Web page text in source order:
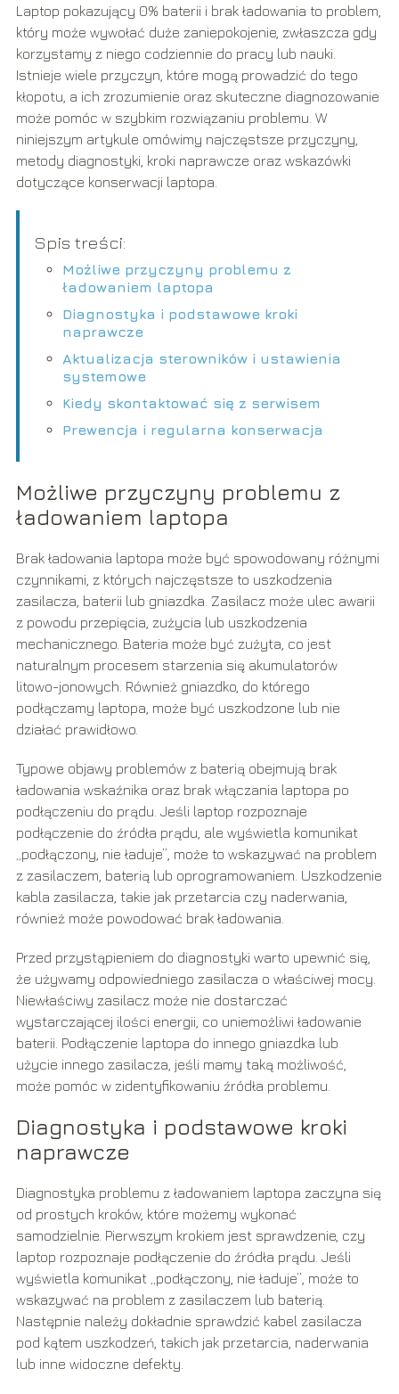
Laptop pokazujący 0% baterii i brak ładowania to problem,
który może wywołać duże zaniepokojenie, zwłaszcza gdy
korzystamy z niego codziennie do pracy lub nauki.
Istnieje wiele przyczyn, które mogą prowadzić do tego
kłopotu, a ich zrozumienie oraz skuteczne diagnozowanie
może pomóc w szybkim rozwiązaniu problemu. W
niniejszym artykule omówimy najczęstsze przyczyny,
metody diagnostyki, kroki naprawcze oraz wskazówki
dotyczące konserwacji laptopa.
Spis treści:
Możliwe przyczyny problemu z
ładowaniem laptopa
Diagnostyka i podstawowe kroki
naprawcze
Aktualizacja sterowników i ustawienia
systemowe
Kiedy skontaktować się z serwisem
Prewencja i regularna konserwacja
Możliwe przyczyny problemu z
ładowaniem laptopa
Brak ładowania laptopa może być spowodowany różnymi
czynnikami, z których najczęstsze to uszkodzenia
zasilacza, baterii lub gniazdka. Zasilacz może ulec awarii
z powodu przepięcia, zużycia lub uszkodzenia
mechanicznego. Bateria może być zużyta, co jest
naturalnym procesem starzenia się akumulatorów
litowo-jonowych. Również gniazdko, do którego
podłączamy laptopa, może być uszkodzone lub nie
działać prawidłowo.
Typowe objawy problemów z baterią obejmują brak
ładowania wskaźnika oraz brak włączania laptopa po
podłączeniu do prądu. Jeśli laptop rozpoznaje
podłączenie do źródła prądu, ale wyświetla komunikat
„podłączony, nie ładuje”, może to wskazywać na problem
z zasilaczem, baterią lub oprogramowaniem. Uszkodzenie
kabla zasilacza, takie jak przetarcia czy naderwania,
również może powodować brak ładowania.
Przed przystąpieniem do diagnostyki warto upewnić się,
że używamy odpowiedniego zasilacza o właściwej mocy.
Niewłaściwy zasilacz może nie dostarczać
wystarczającej ilości energii, co uniemożliwi ładowanie
baterii. Podłączenie laptopa do innego gniazdka lub
użycie innego zasilacza, jeśli mamy taką możliwość,
może pomóc w zidentyfikowaniu źródła problemu.
Diagnostyka i podstawowe kroki
naprawcze
Diagnostyka problemu z ładowaniem laptopa zaczyna się
od prostych kroków, które możemy wykonać
samodzielnie. Pierwszym krokiem jest sprawdzenie, czy
laptop rozpoznaje podłączenie do źródła prądu. Jeśli
wyświetla komunikat „podłączony, nie ładuje”, może to
wskazywać na problem z zasilaczem lub baterią.
Następnie należy dokładnie sprawdzić kabel zasilacza
pod kątem uszkodzeń, takich jak przetarcia, naderwania
lub inne widoczne defekty.